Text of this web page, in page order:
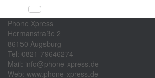
Phone Xpress
Hermanstraße 2
86150 Augsburg
Tel: 0821-79646274
Mail: info@phone-xpress.de
Web: www.phone-xpress.de